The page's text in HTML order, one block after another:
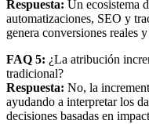
Respuesta: Un ecosistema
automatizaciones, SEO y
genera conversiones reales
FAQ 5: ¿La atribución
tradicional?
Respuesta: No, la
ayudando a interpretar los
decisiones basadas en